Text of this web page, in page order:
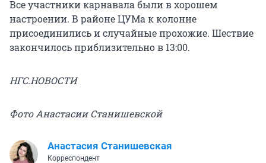
Все участники карнавала были в хорошем
настроении. В районе ЦУМа к колонне
присоединились и случайные прохожие. Шествие
закончилось приблизительно в 13:00.
НГС.НОВОСТИ
Фото Анастасии Станишевской
Анастасия Станишевская
Корреспондент